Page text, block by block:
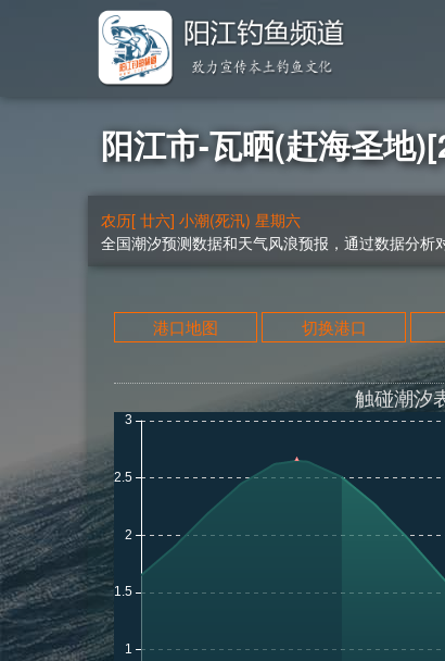
阳江市-瓦晒(赶海圣地
农历[ 廿六] 小潮(死汛) 星期六
全国潮汐预测数据和天气风浪预报，通过数据分
港口地图 切换港口
触碰潮汐